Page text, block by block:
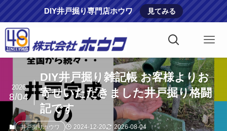
DIY井戸掘り専門店ホウワ 見てみる
DIY井戸掘り雑記帳 お客様よりお
寄せいただきました井戸掘り格闘
記です
2026
8/04
井戸掘りホウワ 2024-12-20 2026-08-04